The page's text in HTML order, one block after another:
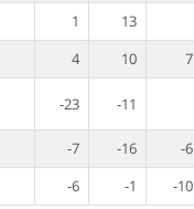
1 13
4 10 7
-23 -11
-7 -16 -6
-6 -1 -10